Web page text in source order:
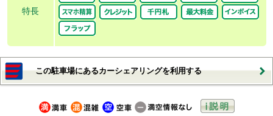
特長
この駐車場にあるカーシェアリングを利用する